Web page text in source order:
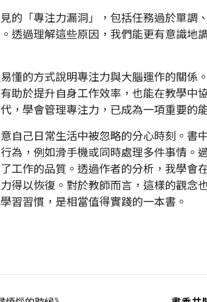
「專注力漏洞」，包括任務過於單調
透過理解這些原因，我們能更有意識地
的方式說明專注力與大腦運作的關係
助於提升自身工作效率，也能在教學中
，學會管理專注力，已成為一項重要的
己日常生活中被忽略的分心時刻。書
為，例如滑手機或同時處理多件事情。
工作的品質。透過作者的分析，我學會
得以恢復。對於教師而言，這樣的觀念
習習慣，是相當值得實踐的一本書。